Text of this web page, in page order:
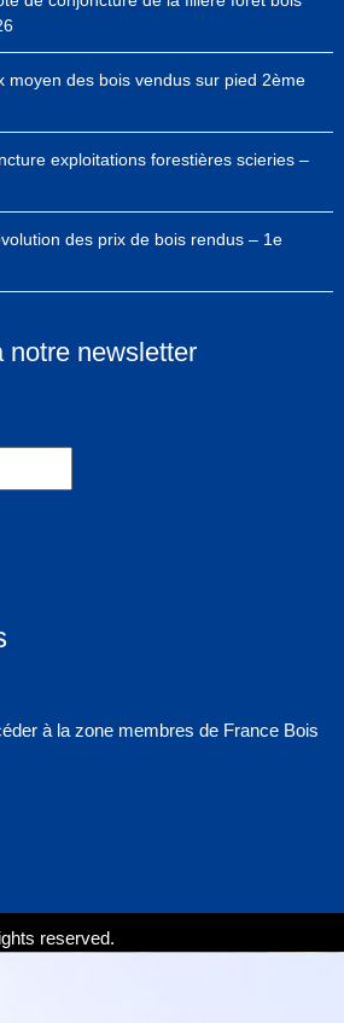
moyen des bois vendus sur pied 2ème
exploitations forestières scieries –
des prix de bois rendus – 1e
notre newsletter
à la zone membres de France Bois
reserved.